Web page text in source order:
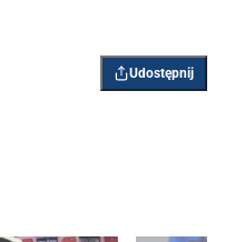
Udostępnij